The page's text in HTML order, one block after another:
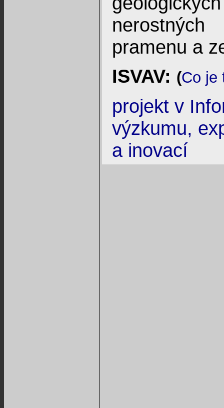
nerostných
pramenu a
ISVAV: (Co je
projekt v
výzkumu,
a inovací